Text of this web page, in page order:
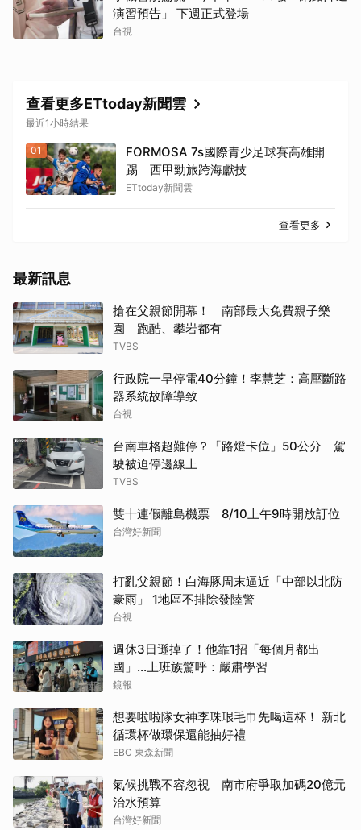
演習預告」 下週正式登場
台視
查看更多ETtoday新聞雲
最近1小時結果
01
FORMOSA 7s國際青少足球賽高雄開
踢 西甲勁旅跨海獻技
ETtoday新聞雲
查看更多
最新訊息
搶在父親節開幕！ 南部最大免費親子樂
園 跑酷、攀岩都有
TVBS
行政院一早停電40分鐘！李慧芝：高壓斷路
器系統故障導致
台視
台南車格超難停？「路燈卡位」50公分 駕
駛被迫停邊線上
TVBS
雙十連假離島機票 8/10上午9時開放訂位
台灣好新聞
打亂父親節！白海豚周末逼近「中部以北防
豪雨」 1地區不排除發陸警
台視
週休3日遜掉了！他靠1招「每個月都出
國」...上班族驚呼：嚴肅學習
鏡報
想要啦啦隊女神李珠珢毛巾先喝這杯！ 新北
循環杯做環保還能抽好禮
EBC 東森新聞
氣候挑戰不容忽視 南市府爭取加碼20億元
治水預算
台灣好新聞